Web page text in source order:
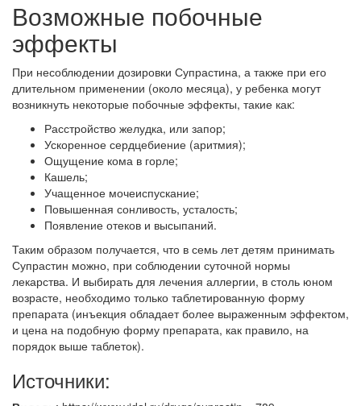
Возможные побочные
эффекты
При несоблюдении дозировки Супрастина, а также при его
длительном применении (около месяца), у ребенка могут
возникнуть некоторые побочные эффекты, такие как:
Расстройство желудка, или запор;
Ускоренное сердцебиение (аритмия);
Ощущение кома в горле;
Кашель;
Учащенное мочеиспускание;
Повышенная сонливость, усталость;
Появление отеков и высыпаний.
Таким образом получается, что в семь лет детям принимать
Супрастин можно, при соблюдении суточной нормы
лекарства. И выбирать для лечения аллергии, в столь юном
возрасте, необходимо только таблетированную форму
препарата (инъекция обладает более выраженным эффектом,
и цена на подобную форму препарата, как правило, на
порядок выше таблеток).
Источники: